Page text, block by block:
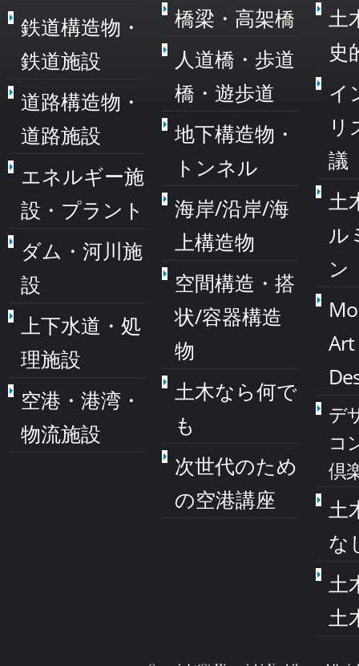
鉄道構造物・
鉄道施設
道路構造物・
道路施設
エネルギー施
設・プラント
ダム・河川施
設
上下水道・処
理施設
空港・港湾・
物流施設
橋梁・高架橋
人道橋・歩道
橋・遊歩道
地下構造物・
トンネル
海岸/沿岸/海
上構造物
空間構造・搭
状/容器構造
物
土木なら何で
も
次世代のため
の空港講座
土
史
イ
リ
議
土
ル
ン
デ
コ
倶
土
な
土
土